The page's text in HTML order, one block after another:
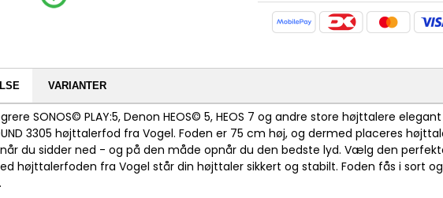
VARIANTER
SONOS© PLAY:5, Denon HEOS© 5, HEOS 7 og andre store højttalere
3305 højttalerfod fra Vogel. Foden er 75 cm høj, og dermed placeres
du sidder ned - og på den måde opnår du den bedste lyd. Vælg den
højttalerfoden fra Vogel står din højttaler sikkert og stabilt. Foden fås i sort